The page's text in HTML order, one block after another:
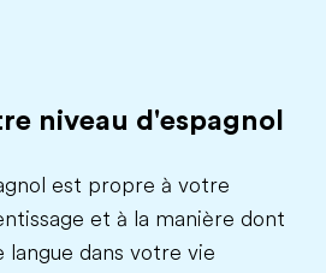
niveau d'espagnol
est propre à votre
et à la manière dont
dans votre vie